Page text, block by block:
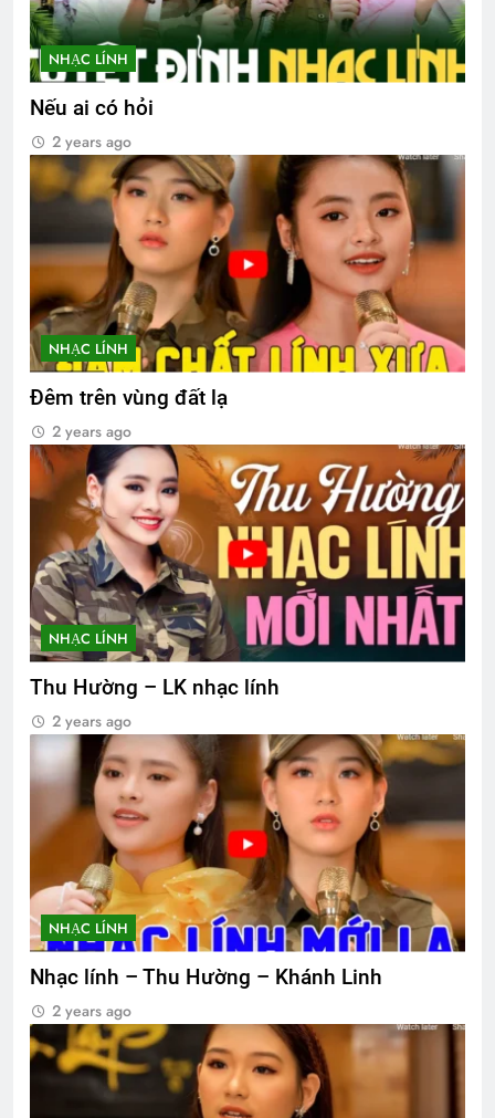
NHẠC LÍNH
Nếu ai có hỏi
2 years ago
NHẠC LÍNH
Đêm trên vùng đất lạ
2 years ago
NHẠC LÍNH
Thu Hường – LK nhạc lính
2 years ago
NHẠC LÍNH
Nhạc lính – Thu Hường – Khánh Linh
2 years ago